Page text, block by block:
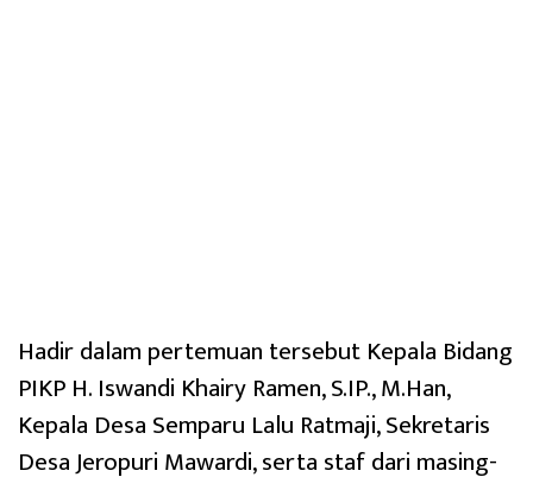
Hadir dalam pertemuan tersebut Kepala Bidang
PIKP H. Iswandi Khairy Ramen, S.IP., M.Han,
Kepala Desa Semparu Lalu Ratmaji, Sekretaris
Desa Jeropuri Mawardi, serta staf dari masing-